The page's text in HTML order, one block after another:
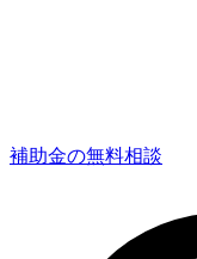
補助金の無料相談